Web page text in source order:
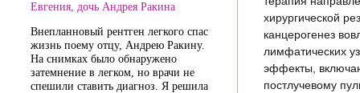
Евгения, дочь Андрея Ракина
Внепланновый рентген легкого спас
жизнь поему отцу, Андрею Ракину.
На снимках было обнаружено
затемнение в легком, но врачи не
спешили ставить диагноз. Я решила
хирургической
канцерогенез
лимфатических
эффекты,
постлучевому